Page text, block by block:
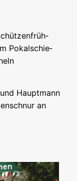
Pokal­schie­
Haupt­mann
an